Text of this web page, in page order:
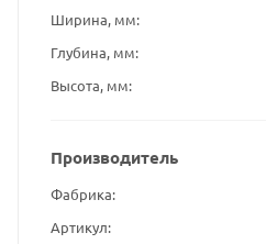
Ширина, мм
Глубина, мм
Высота, мм
Производитель
Фабрика
Артикул